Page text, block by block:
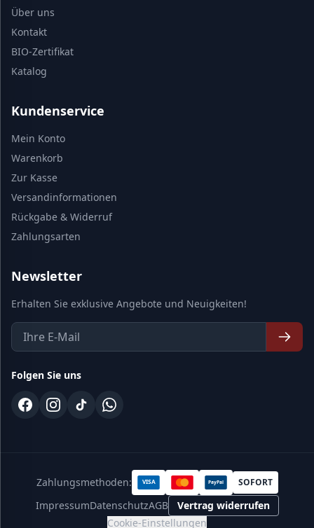
Über uns
Kontakt
BIO-Zertifikat
Katalog
Kundenservice
Mein Konto
Warenkorb
Zur Kasse
Versandinformationen
Rückgabe & Widerruf
Zahlungsarten
Newsletter
Erhalten Sie exklusive Angebote und Neuigkeiten!
Folgen Sie uns
Zahlungsmethoden: VISA PayPal SOFORT
ImpressumDatenschutzAGB
Vertrag widerrufen
Cookie-Einstellungen